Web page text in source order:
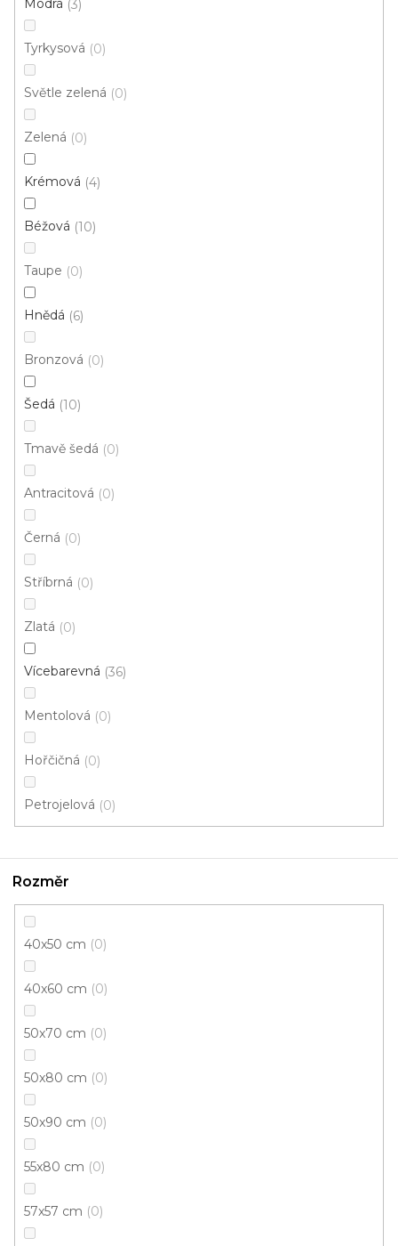
Nejprodávanější
Skladem externě, odesíláme do 3 - 8 dní
Řadit podle:
ZAVŘÍT FILTR
Modrá 3
Tyrkysová 0
Světle zelená 0
Zelená 0
Krémová 4
Béžová 10
Taupe 0
Hnědá 6
Bronzová 0
Šedá 10
Tmavě šedá 0
Antracitová 0
Černá 0
Stříbrná 0
Zlatá 0
Vícebarevná 36
Mentolová 0
Hořčičná 0
Petrojelová 0
Rozměr
40x50 cm 0
40x60 cm 0
50x70 cm 0
50x80 cm 0
50x90 cm 0
55x80 cm 0
57x57 cm 0
Kusový koberec NUVIA A987 Z801 Multi
od390 Kč/ ks
80x150 cm